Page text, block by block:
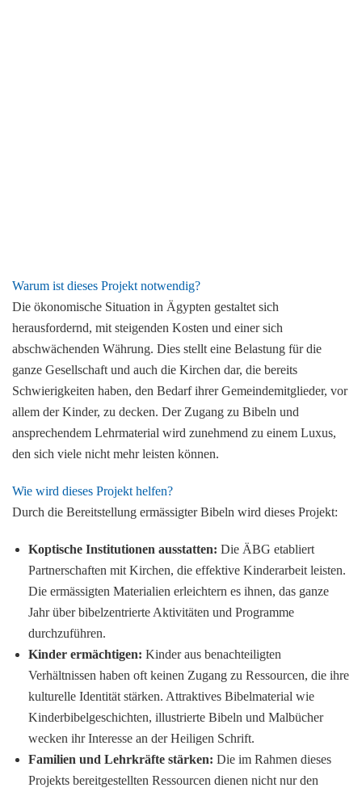
Warum ist dieses Projekt notwendig?
Die ökonomische Situation in Ägypten gestaltet sich
herausfordernd, mit steigenden Kosten und einer sich
abschwächenden Währung. Dies stellt eine Belastung für die
ganze Gesellschaft und auch die Kirchen dar, die bereits
Schwierigkeiten haben, den Bedarf ihrer Gemeindemitglieder, vor
allem der Kinder, zu decken. Der Zugang zu Bibeln und
ansprechendem Lehrmaterial wird zunehmend zu einem Luxus,
den sich viele nicht mehr leisten können.
Wie wird dieses Projekt helfen?
Durch die Bereitstellung ermässigter Bibeln wird dieses Projekt:
Koptische Institutionen ausstatten: Die ÄBG etabliert
Partnerschaften mit Kirchen, die effektive Kinderarbeit leisten.
Die ermässigten Materialien erleichtern es ihnen, das ganze
Jahr über bibelzentrierte Aktivitäten und Programme
durchzuführen.
Kinder ermächtigen: Kinder aus benachteiligten
Verhältnissen haben oft keinen Zugang zu Ressourcen, die ihre
kulturelle Identität stärken. Attraktives Bibelmaterial wie
Kinderbibelgeschichten, illustrierte Bibeln und Malbücher
wecken ihr Interesse an der Heiligen Schrift.
Familien und Lehrkräfte stärken: Die im Rahmen dieses
Projekts bereitgestellten Ressourcen dienen nicht nur den